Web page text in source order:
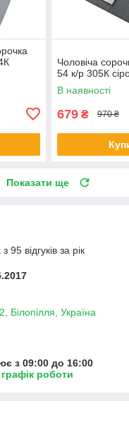
Чоловіча
54 к/р 305К
В наявності
679 ₴ 970 ₴
Показати ще
95 відгуків за рік
Білопілля, Україна
з 09:00 до 16:00
роботи